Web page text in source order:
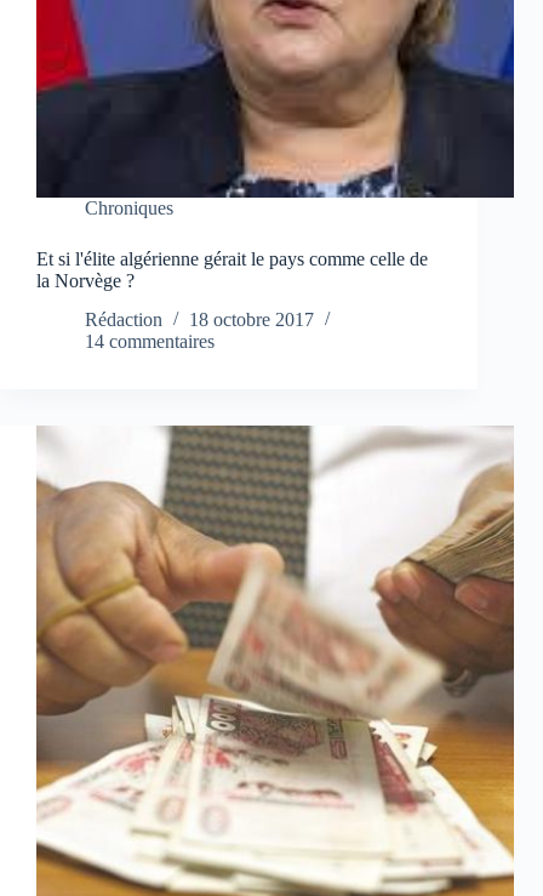
Chroniques
Et si l'élite algérienne gérait le pays comme celle de
la Norvège ?
Rédaction
18 octobre 2017
14 commentaires